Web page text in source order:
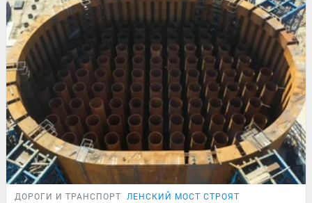
ДОРОГИ И ТРАНСПОРТ ЛЕНСКИЙ МОСТ СТРОЯТ